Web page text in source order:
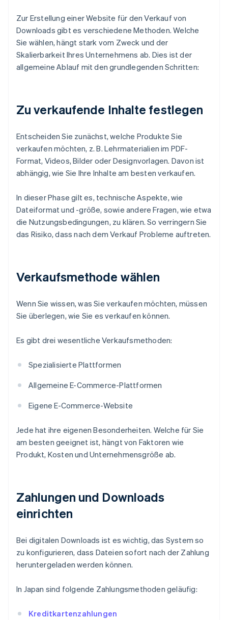
Zur Erstellung einer Website für den Verkauf von
Downloads gibt es verschiedene Methoden. Welche
Sie wählen, hängt stark vom Zweck und der
Skalierbarkeit Ihres Unternehmens ab. Dies ist der
allgemeine Ablauf mit den grundlegenden Schritten:
Zu verkaufende Inhalte festlegen
Entscheiden Sie zunächst, welche Produkte Sie
verkaufen möchten, z. B. Lehrmaterialien im PDF-
Format, Videos, Bilder oder Designvorlagen. Davon ist
abhängig, wie Sie Ihre Inhalte am besten verkaufen.
In dieser Phase gilt es, technische Aspekte, wie
Dateiformat und -größe, sowie andere Fragen, wie etwa
die Nutzungsbedingungen, zu klären. So verringern Sie
das Risiko, dass nach dem Verkauf Probleme auftreten.
Verkaufsmethode wählen
Wenn Sie wissen, was Sie verkaufen möchten, müssen
Sie überlegen, wie Sie es verkaufen können.
Es gibt drei wesentliche Verkaufsmethoden:
Spezialisierte Plattformen
Allgemeine E-Commerce-Plattformen
Eigene E-Commerce-Website
Jede hat ihre eigenen Besonderheiten. Welche für Sie
am besten geeignet ist, hängt von Faktoren wie
Produkt, Kosten und Unternehmensgröße ab.
Zahlungen und Downloads
einrichten
Bei digitalen Downloads ist es wichtig, das System so
zu konfigurieren, dass Dateien sofort nach der Zahlung
heruntergeladen werden können.
In Japan sind folgende Zahlungsmethoden geläufig:
Kreditkartenzahlungen